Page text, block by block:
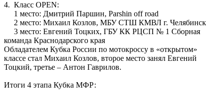
4. Класс OPEN:
1 место: Дмитрий Паршин, Parshin off road
2 место: Михаил Козлов, МБУ СТШ КМВЛ г. Челябинск
3 место: Евгений Тоцких, ГБУ КК РЦСП № 1 Сборная
команда Краснодарского края
Обладателем Кубка России по мотокроссу в «открытом»
классе стал Михаил Козлов, второе место занял Евгений
Тоцкий, третье – Антон Гаврилов.
Итоги 4 этапа Кубка МФР: